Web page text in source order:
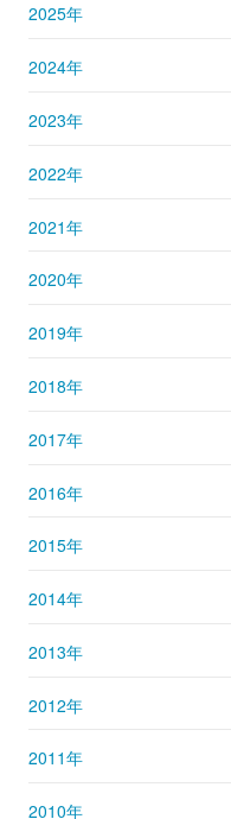
2025年
2024年
2023年
2022年
2021年
2020年
2019年
2018年
2017年
2016年
2015年
2014年
2013年
2012年
2011年
2010年